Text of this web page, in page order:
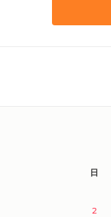
日
2